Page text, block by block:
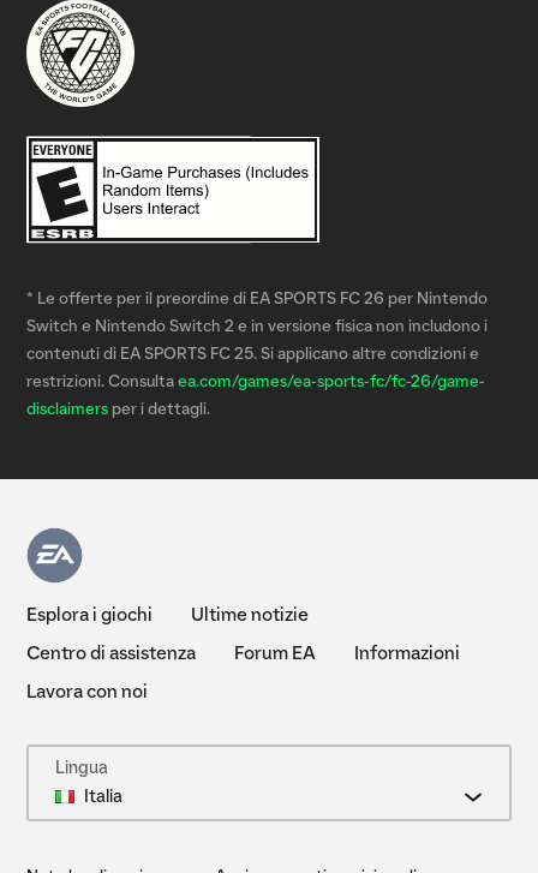
* Le offerte per il preordine di EA SPORTS FC 26 per Nintendo
Switch e Nintendo Switch 2 e in versione fisica non includono i
contenuti di EA SPORTS FC 25. Si applicano altre condizioni e
restrizioni. Consulta ea.com/games/ea-sports-fc/fc-26/game-
disclaimers per i dettagli.